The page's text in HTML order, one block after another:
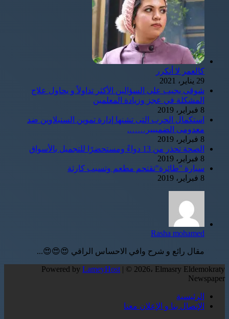
كالعمر لا أتكرر
29 يناير، 2021
شوقى يجيب على السؤالين الأكثر تداولاً و يحاول علاج
المشكلة في عجز وزيادة المعلمين
8 فبراير، 2019
استكمال الحرب التى تشنها إدارة تموين السنبلاوين ضد
معدومى الضمييير…….
8 فبراير، 2019
الصحة تحذر من 13 دواءً ومستحضرًا للتجميل بالأسواق
8 فبراير، 2019
سيارة "طائرة"تقتحم مطعم وتسبب كارثة
8 فبراير، 2019
Rasha mohamed
مقال رائع و شرح وافي الاحساس الراقي 😍😍😍...
Powered by LameyHost | © 2026، Elmasry Eldemokraty
Newspaper
الرئيسية
الإتصال بنا و الإعلان معنا